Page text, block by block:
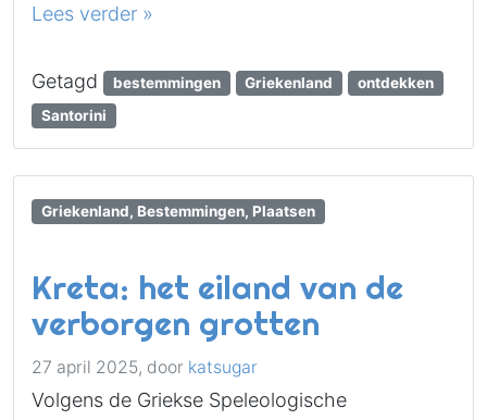
Lees verder »
Getagd bestemmingen Griekenland
ontdekken
Santorini
Griekenland, Bestemmingen, Plaatsen
Kreta: het eiland van de
verborgen grotten
27 april 2025, door katsugar
Volgens de Griekse Speleologische